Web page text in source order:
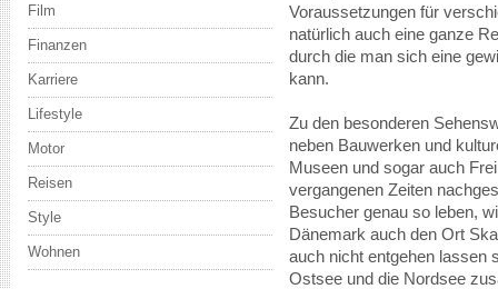
Voraussetzungen für
natürlich auch eine ganze
durch die man sich eine
kann.
Zu den besonderen
neben Bauwerken und
Museen und sogar auch
vergangenen Zeiten
Besucher genau so leben,
Dänemark auch den Ort
auch nicht entgehen lassen
Ostsee und die Nordsee
Film
Finanzen
Karriere
Lifestyle
Motor
Reisen
Style
Wohnen